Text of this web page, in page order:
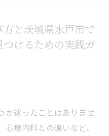
と茨城県水戸市で
けるための実践ガ
か迷ったことはありませ
療内科との違いなど、